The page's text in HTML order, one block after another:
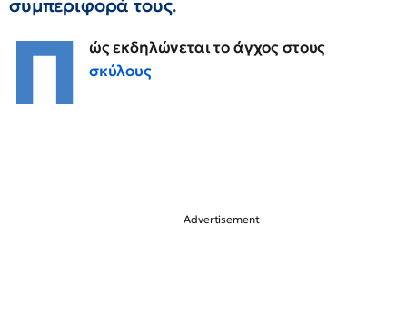
συμπεριφορά τους.
Π
ώς εκδηλώνεται το άγχος στους
σκύλους